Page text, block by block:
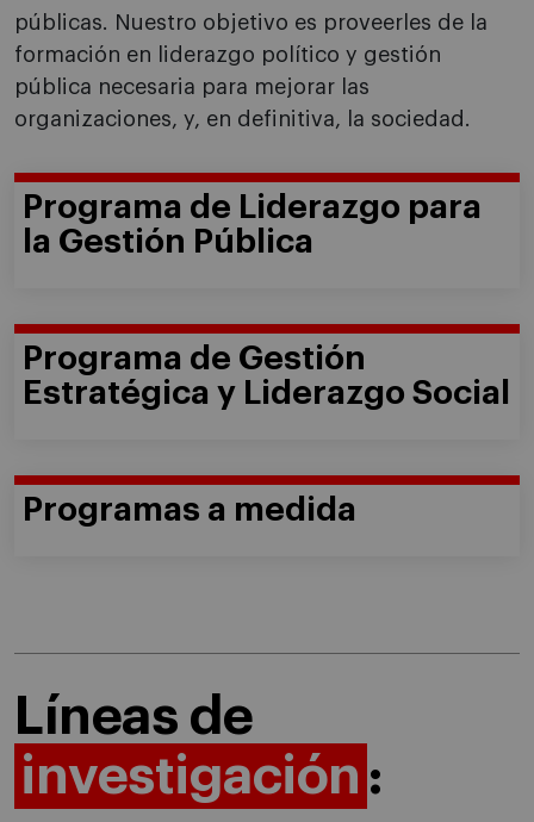
públicas. Nuestro objetivo es proveerles de la
formación en liderazgo político y gestión
pública necesaria para mejorar las
organizaciones, y, en definitiva, la sociedad.
Programa de Liderazgo para
la Gestión Pública
Programa de Gestión
Estratégica y Liderazgo Social
Programas a medida
Líneas de
investigación :